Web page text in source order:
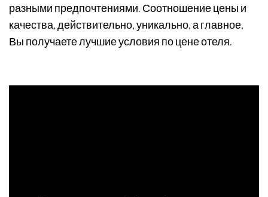
разными предпочтениями. Соотношение цены и
качества, действительно, уникально, а главное,
Вы получаете лучшие условия по цене отеля.